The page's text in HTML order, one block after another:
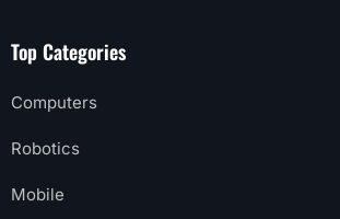
Top Categories
Computers
Robotics
Mobile